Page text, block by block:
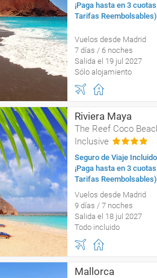
¡Paga hasta en 3
Tarifas Reembolsables)
Vuelos desde Madrid
7 días / 6 noches
Salida el 19 jul 2027
Sólo alojamiento
Riviera Maya
The Reef Coco
Inclusive
Seguro de Viaje Incluido
¡Paga hasta en 3
Tarifas Reembolsables)
Vuelos desde Madrid
9 días / 7 noches
Salida el 18 jul 2027
Todo incluido
Mallorca